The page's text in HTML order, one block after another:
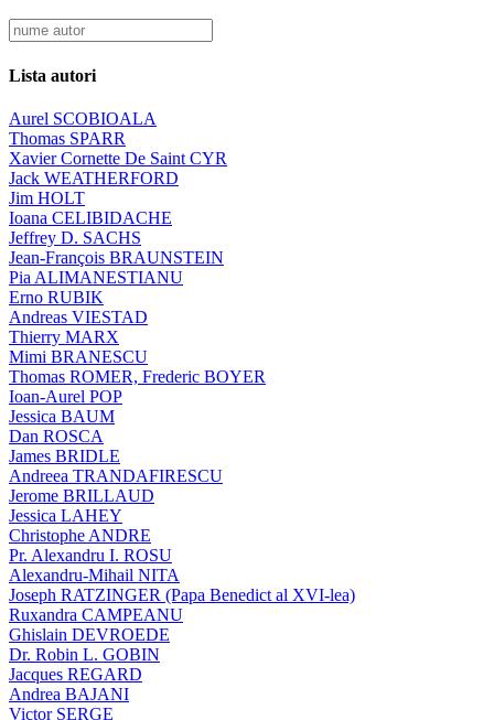
Lista autori
Aurel SCOBIOALA
Thomas SPARR
Xavier Cornette De Saint CYR
Jack WEATHERFORD
Jim HOLT
Ioana CELIBIDACHE
Jeffrey D. SACHS
Jean-François BRAUNSTEIN
Pia ALIMANESTIANU
Erno RUBIK
Andreas VIESTAD
Thierry MARX
Mimi BRANESCU
Thomas ROMER, Frederic BOYER
Ioan-Aurel POP
Jessica BAUM
Dan ROSCA
James BRIDLE
Andreea TRANDAFIRESCU
Jerome BRILLAUD
Jessica LAHEY
Christophe ANDRE
Pr. Alexandru I. ROSU
Alexandru-Mihail NITA
Joseph RATZINGER (Papa Benedict al XVI-lea)
Ruxandra CAMPEANU
Ghislain DEVROEDE
Dr. Robin L. GOBIN
Jacques REGARD
Andrea BAJANI
Victor SERGE